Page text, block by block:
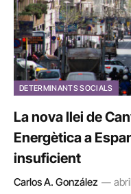
DETERMINANTS SOCIALS
La nova llei de
Energètica a
insuficient
Carlos A. González